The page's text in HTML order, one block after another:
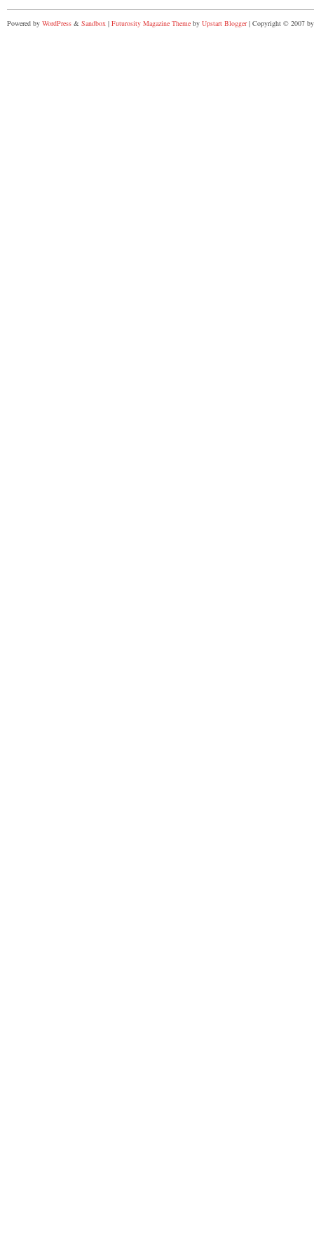
Powered by WordPress & Sandbox | Futurosity Magazine Theme by Upstart Blogger| Copyright © 2007 by